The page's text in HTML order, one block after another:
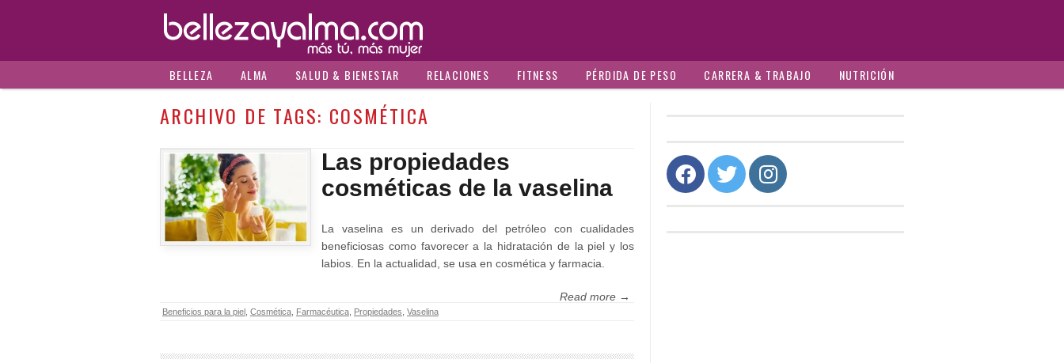
BELLEZA ALMA SALUD & BIENESTAR RELACIONES FITNESS PÉRDIDA DE PESO CARRERA & TRABAJO NUTRICIÓN
ARCHIVO DE TAGS: COSMÉTICA
Las propiedades
cosméticas de la vaselina
La vaselina es un derivado del petróleo con cualidades
beneficiosas como favorecer a la hidratación de la piel y los
labios. En la actualidad, se usa en cosmética y farmacia.
Read more →
Beneficios para la piel Cosmética Farmacéutica Propiedades Vaselina